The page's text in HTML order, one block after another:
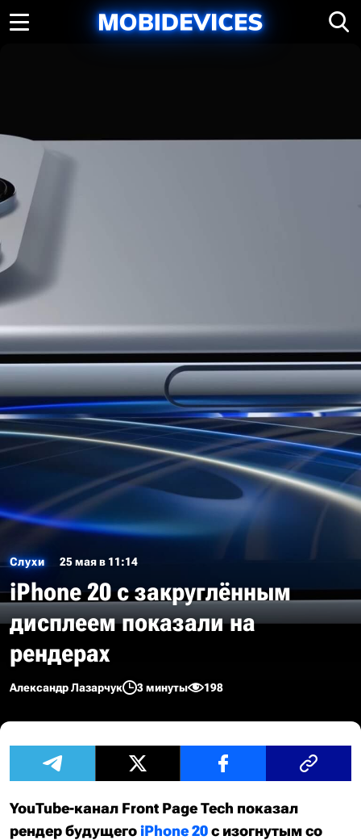
Слухи 25 мая в 11:14
iPhone 20 с закруглённым
дисплеем показали на
рендерах
Александр Лазарчук 3 минуты 198
YouTube-канал Front Page Tech показал
рендер будущегоiPhone 20с изогнутым со